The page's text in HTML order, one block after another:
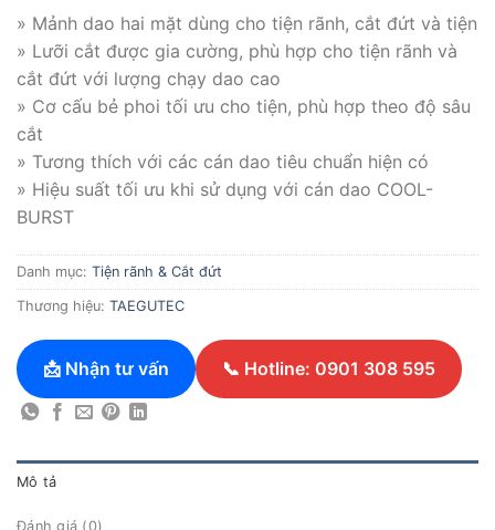
» Mảnh dao hai mặt dùng cho tiện rãnh, cắt đứt và tiện
» Lưỡi cắt được gia cường, phù hợp cho tiện rãnh và
cắt đứt với lượng chạy dao cao
» Cơ cấu bẻ phoi tối ưu cho tiện, phù hợp theo độ sâu
cắt
» Tương thích với các cán dao tiêu chuẩn hiện có
» Hiệu suất tối ưu khi sử dụng với cán dao COOL-
BURST
Danh mục: Tiện rãnh & Cắt đứt
Thương hiệu: TAEGUTEC
📩 Nhận tư vấn 📞 Hotline: 0901 308 595
Mô tả
Đánh giá (0)